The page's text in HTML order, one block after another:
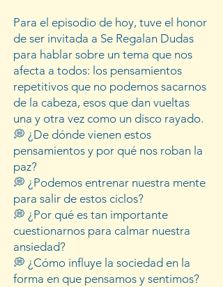
Para el episodio de hoy, tuve el honor
de ser invitada a Se Regalan Dudas
para hablar sobre un tema que nos
afecta a todos: los pensamientos
repetitivos que no podemos sacarnos
de la cabeza, esos que dan vueltas
una y otra vez como un disco rayado.
💭 ¿De dónde vienen estos
pensamientos y por qué nos roban la
paz?
💭 ¿Podemos entrenar nuestra mente
para salir de estos ciclos?
💭 ¿Por qué es tan importante
cuestionarnos para calmar nuestra
ansiedad?
💭 ¿Cómo influye la sociedad en la
forma en que pensamos y sentimos?